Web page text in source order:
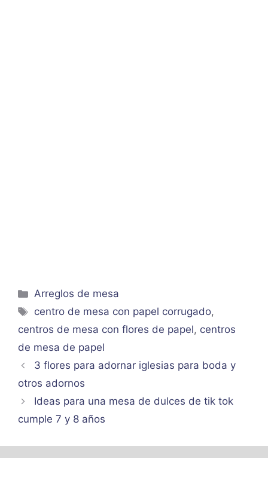
Categorías
Arreglos de mesa
Etiquetas
centro de mesa con papel corrugado,
centros de mesa con flores de papel, centros
de mesa de papel
3 flores para adornar iglesias para boda y
otros adornos
Ideas para una mesa de dulces de tik tok
cumple 7 y 8 años